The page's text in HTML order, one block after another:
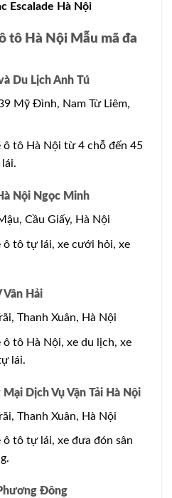
Escalade Hà Nội
tô Hà Nội Mẫu mã đa
Du Lịch Anh Tú
Mỹ Đình, Nam Từ Liêm,
ô tô Hà Nội từ 4 chỗ đến 45
Nội Ngọc Minh
Cầu Giấy, Hà Nội
ô tô tự lái, xe cưới hỏi, xe
Hải
Thanh Xuân, Hà Nội
ô tô Hà Nội, xe du lịch, xe
lái.
Dịch Vụ Vận Tải Hà Nội
Thanh Xuân, Hà Nội
ô tô tự lái, xe đưa đón sân
Đông